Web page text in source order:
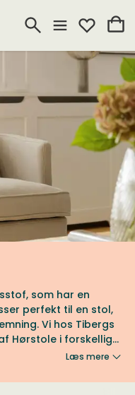
som har en
perfekt til en stol,
Vi hos Tibergs
Hørstole i forskellige
udvalget her!Læs mere